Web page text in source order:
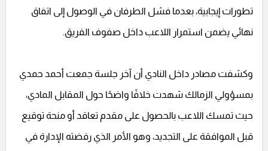
تطورات إيجابية، بعدما فشل الطرفان في الوصول إلى اتفاق
نهائي يضمن استمرار اللاعب داخل صفوف الفريق.
وكشفت مصادر داخل النادي أن آخر جلسة جمعت أحمد حمدي
بمسؤولي الزمالك شهدت خلافًا واضحًا حول المقابل المادي،
حيث تمسك اللاعب بالحصول على مقدم تعاقد أو منحة توقيع
قبل الموافقة على التجديد، وهو الأمر الذي رفضته الإدارة في